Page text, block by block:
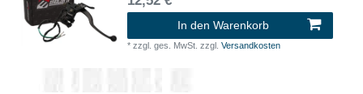
In den Warenkorb
*zzgl. ges. MwSt. zzgl.Versandkosten